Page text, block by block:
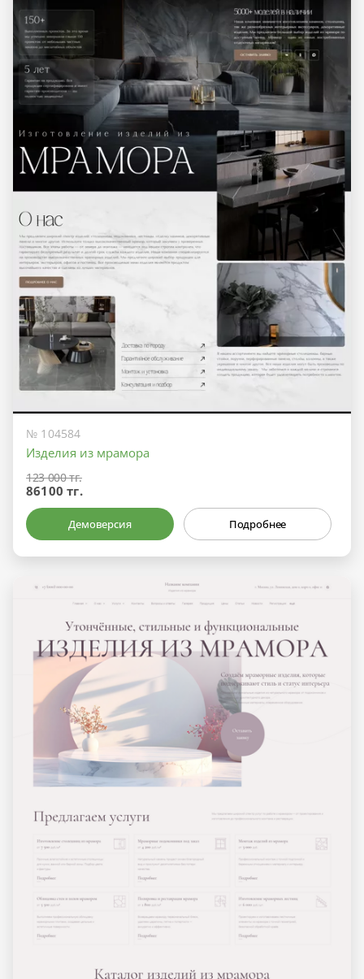
№ 104584
Изделия из мрамора
123 000 тг.
86100 тг.
Демоверсия Подробнее